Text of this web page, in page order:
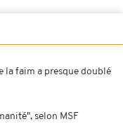
la faim a presque doublé
selon MSF